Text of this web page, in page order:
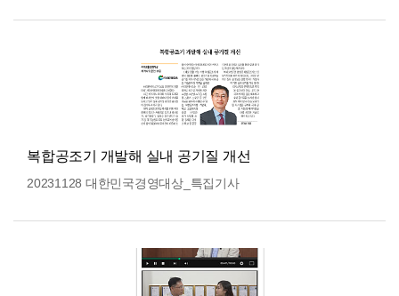
복합공조기 개발해 실내 공기질 개선
20231128 대한민국경영대상_특집기사